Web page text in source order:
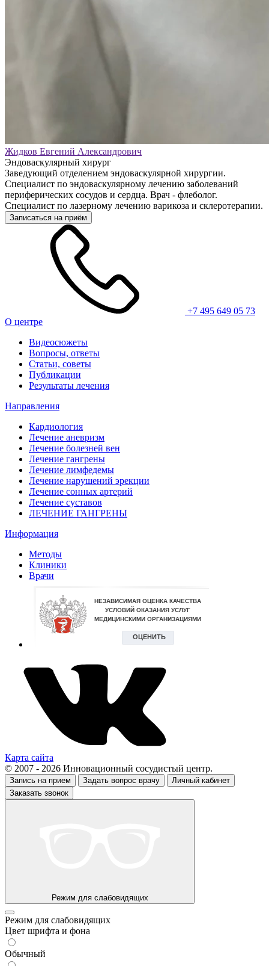
Жидков Евгений Александрович
Эндоваскулярный хирург
Заведующий отделением эндоваскулярной хирургии.
Специалист по эндоваскулярному лечению заболеваний
периферических сосудов и сердца. Врач - флеболог.
Специалист по лазерному лечению варикоза и склеротерапии.
Записаться на приём
+7 495 649 05 73
О центре
Видеосюжеты
Вопросы, ответы
Статьи, советы
Публикации
Результаты лечения
Направления
Кардиология
Лечение аневризм
Лечение болезней вен
Лечение гангрены
Лечение лимфедемы
Лечение нарушений эрекции
Лечение сонных артерий
Лечение суставов
ЛЕЧЕНИЕ ГАНГРЕНЫ
Информация
Методы
Клиники
Врачи
Карта сайта
© 2007 - 2026 Инновационный сосудистый центр.
Запись на прием Задать вопрос врачу
Личный кабинет
Заказать звонок
Режим для слабовидящих
Режим для слабовидящих
Цвет шрифта и фона
Обычный